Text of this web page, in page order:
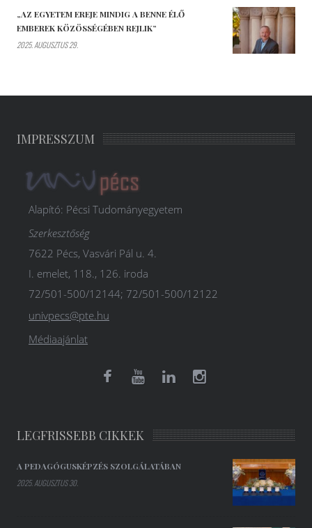
„AZ EGYETEM EREJE MINDIG A BENNE ÉLŐ
EMBEREK KÖZÖSSÉGÉBEN REJLIK”
2025. AUGUSZTUS 29.
IMPRESSZUM
Alapító: Pécsi Tudományegyetem
Szerkesztőség
7622 Pécs, Vasvári Pál u. 4.
I. emelet, 118., 126. iroda
72/501-500/12144; 72/501-500/12122
univpecs@pte.hu
Médiaajánlat
LEGFRISSEBB CIKKEK
A PEDAGÓGUSKÉPZÉS SZOLGÁLATÁBAN
2025. AUGUSZTUS 30.